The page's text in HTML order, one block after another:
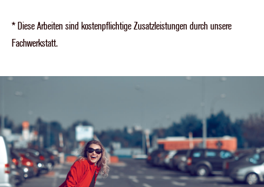
* Diese Arbeiten sind kostenpflichtige Zusatzleistungen durch unsere
Fachwerkstatt.